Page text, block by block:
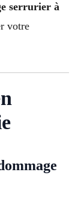
serrurier à
votre